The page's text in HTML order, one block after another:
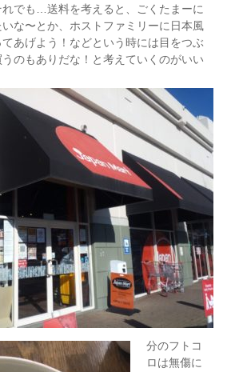
れでも…送料を考えると、ごくたまーに
な〜とか、ホストファミリーに日本風
あげよう！などという時には目をつぶ
のもありだな！と考えていくのがいい
分のフトコ
ロは無傷に